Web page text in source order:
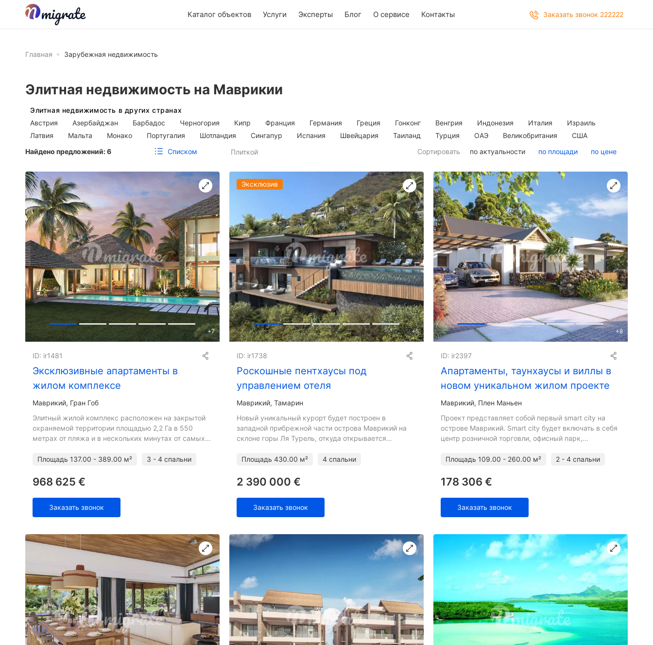
Каталог объектов Услуги Эксперты Блог О сервисе Контакты Заказать звонок 222222
Главная Зарубежная недвижимость
Элитная недвижимость на Маврикии
Элитная недвижимость в других странах
Австрия
Азербайджан Барбадос Черногория Кипр Франция Германия Греция Гонконг Венгрия Индонезия Италия
Израиль
Латвия
Мальта Монако Португалия Шотландия Сингапур Испания Швейцария Таиланд Турция ОАЭ Великобритания
США
Найдено предложений:6 Списком Плиткой Сортировать по актуальности по площади по цене
+7
Эксклюзивные апартаменты в
жилом комплексе
ID: ir1481
Маврикий, Гран Гоб
Элитный жилой комплекс расположен на закрытой
охраняемой территории площадью 2,2 Га в 550
метрах от пляжа и в нескольких минутах от самых
вилл с личными
Площадь 137.00 - 389.00 м² 3 - 4 спальни
968 625 €
Заказать звонок
Эксклюзив
+5
Роскошные пентхаусы под
управлением отеля
ID: ir1738
Маврикий, Тамарин
Новый уникальный курорт будет построен в
западной прибрежной части острова Маврикий на
склоне горы Ля Турель, откуда открывается
концепция курорта подра
Площадь 430.00 м² 4 спальни
2 390 000 €
Заказать звонок
+8
Апартаменты, таунхаусы и виллы в
новом уникальном жилом проекте
ID: ir2397
Маврикий, Плен Маньен
Проект представляет собой первый smart city на
острове Маврикий. Smart city будет включать в себя
центр розничной торговли, офисный парк,
помещения. В жилом ко
Площадь 109.00 - 260.00 м² 2 - 4 спальни
178 306 €
Заказать звонок